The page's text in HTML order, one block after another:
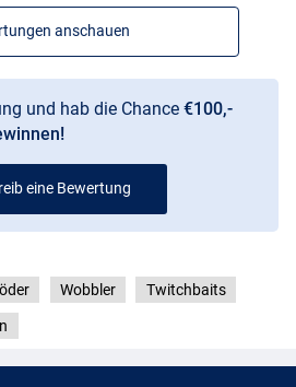
anschauen
und hab die Chance €100,-
eine Bewertung
Wobbler Twitchbaits